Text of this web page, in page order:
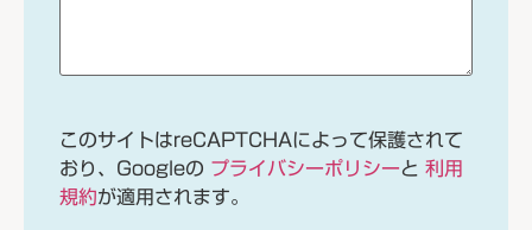
このサイトはreCAPTCHAによって保護されて
おり、Googleの プライバシーポリシーと 利用
規約が適用されます。